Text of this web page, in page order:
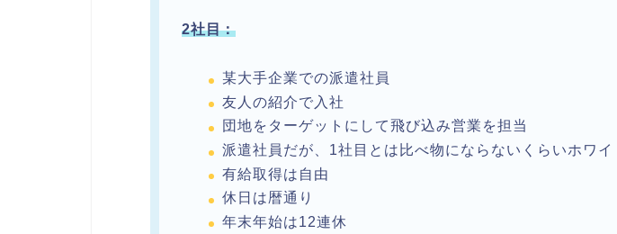
2社目：
某大手企業での派遣社員
友人の紹介で入社
団地をターゲットにして飛び込み営業を担当
派遣社員だが、1社目とは比べ物にならないくらいホワイ
有給取得は自由
休日は暦通り
年末年始は12連休